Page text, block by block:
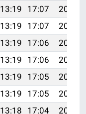
13:19 17:07
20:18
13:19 17:07
20:17
13:19 17:06
20:16
13:19 17:06
20:15
13:19 17:05
20:13
13:19 17:05
20:12
13:18 17:04
20:11